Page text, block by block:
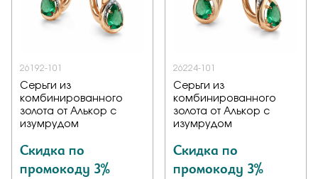
26192-101
Серьги из
комбинированного
золота от Алькор с
изумрудом
Скидка по
промокоду 3%
26224-101
Серьги из
комбинированного
золота от Алькор с
изумрудом
Скидка по
промокоду 3%